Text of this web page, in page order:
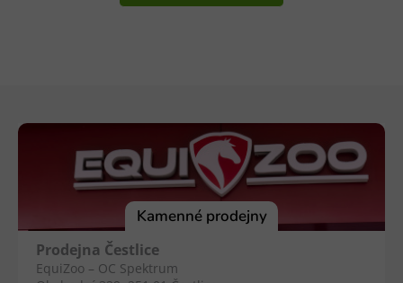
Kamenné prodejny
Prodejna Čestlice
EquiZoo – OC Spektrum